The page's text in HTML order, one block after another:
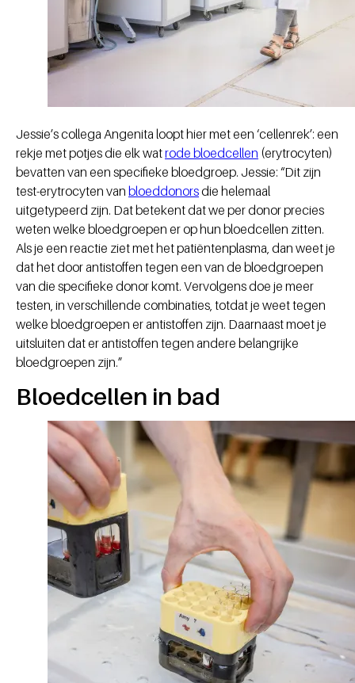
Jessie’s collega Angenita loopt hier met een ‘cellenrek’: een
rekje met potjes die elk watrode bloedcellen (erytrocyten)
bevatten van een specifieke bloedgroep. Jessie: “Dit zijn
test-erytrocyten van bloeddonorsdie helemaal
uitgetypeerd zijn. Dat betekent dat we per donor precies
weten welke bloedgroepen er op hun bloedcellen zitten.
Als je een reactie ziet met het patiëntenplasma, dan weet je
dat het door antistoffen tegen een van de bloedgroepen
van die specifieke donor komt. Vervolgens doe je meer
testen, in verschillende combinaties, totdat je weet tegen
welke bloedgroepen er antistoffen zijn. Daarnaast moet je
uitsluiten dat er antistoffen tegen andere belangrijke
bloedgroepen zijn.”
Bloedcellen in bad